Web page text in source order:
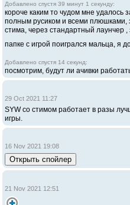
Добавлено спустя 39 минут 1 секунду:
короче каким то чудом мне удалось
полным русиком и всеми плюшками,
стима, через стандартный лаунчер
папке с игрой поигрался мальца, я
Добавлено спустя 14 секунд:
посмотрим, будут ли ачивки
29 Oct 2021 11:27
SYW со стимом работает в разы
игры.
16 Nov 2021 19:08
21 Nov 2021 12:51